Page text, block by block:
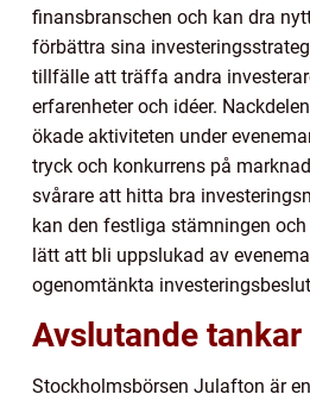
finansbranschen och kan dra
förbättra sina
tillfälle att träffa andra
erfarenheter och idéer.
ökade aktiviteten under
tryck och konkurrens på
svårare att hitta bra
kan den festliga stämningen
lätt att bli uppslukad av
ogenomtänkta
Avslutande tankar
Stockholmsbörsen Julafton är